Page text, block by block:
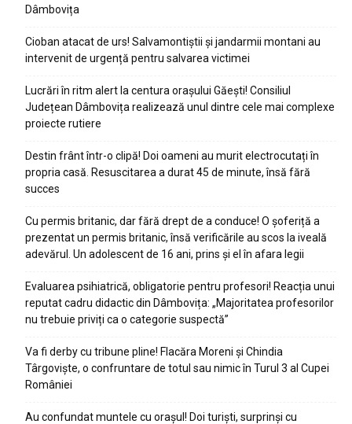
Dâmbovița
Cioban atacat de urs! Salvamontiștii și jandarmii montani au
intervenit de urgență pentru salvarea victimei
Lucrări în ritm alert la centura orașului Găești! Consiliul
Județean Dâmbovița realizează unul dintre cele mai complexe
proiecte rutiere
Destin frânt într-o clipă! Doi oameni au murit electrocutați în
propria casă. Resuscitarea a durat 45 de minute, însă fără
succes
Cu permis britanic, dar fără drept de a conduce! O șoferiță a
prezentat un permis britanic, însă verificările au scos la iveală
adevărul. Un adolescent de 16 ani, prins și el în afara legii
Evaluarea psihiatrică, obligatorie pentru profesori! Reacția unui
reputat cadru didactic din Dâmbovița: „Majoritatea profesorilor
nu trebuie priviți ca o categorie suspectă”
Va fi derby cu tribune pline! Flacăra Moreni și Chindia
Târgoviște, o confruntare de totul sau nimic în Turul 3 al Cupei
României
Au confundat muntele cu orașul! Doi turiști, surprinși cu